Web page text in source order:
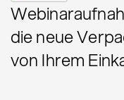
die neue
von Ihrem